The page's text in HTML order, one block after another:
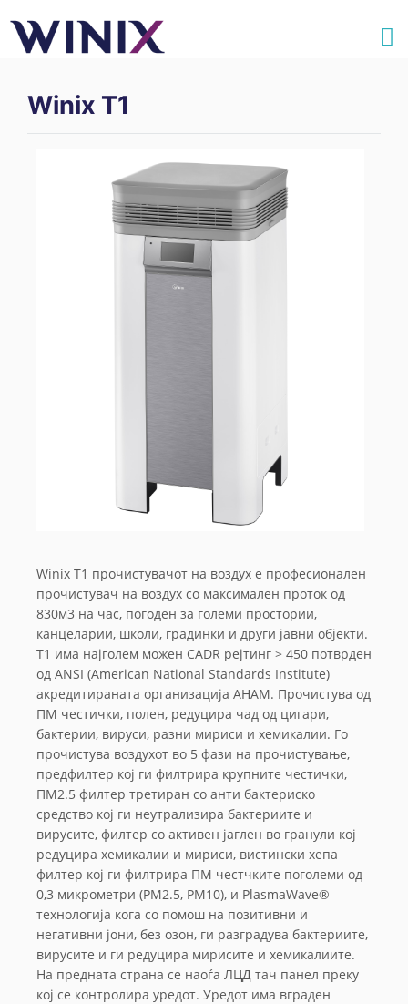
Winix T1
Winix T1 прочистувачот на воздух е професионален
прочистувач на воздух со максимален проток од
830м3 на час, погоден за големи простории,
канцеларии, школи, градинки и други јавни објекти.
T1 има најголем можен CADR рејтинг > 450 потврден
од ANSI (American National Standards Institute)
акредитираната организација AHAM. Прочистува од
ПМ честички, полен, редуцира чад од цигари,
бактерии, вируси, разни мириси и хемикалии. Го
прочистува воздухот во 5 фази на прочистување,
предфилтер кој ги филтрира крупните честички,
ПМ2.5 филтер третиран со анти бактериско
средство кој ги неутрализира бактериите и
вирусите, филтер со активен јаглен во гранули кој
редуцира хемикалии и мириси, вистински хепа
филтер кој ги филтрира ПМ честчките поголеми од
0,3 микрометри (PM2.5, PM10), и PlasmaWave®
технологија кога со помош на позитивни и
негативни јони, без озон, ги разградува бактериите,
вирусите и ги редуцира мирисите и хемикалиите.
На предната страна се наоѓа ЛЦД тач панел преку
кој се контролира уредот. Уредот има вграден